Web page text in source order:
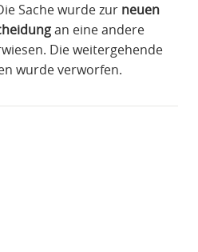
Sache wurde zur neuen
an eine andere
Die weitergehende
wurde verworfen.